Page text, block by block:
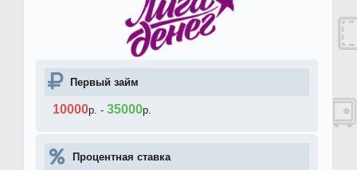
Первый займ
10000р. - 35000р.
Процентная ставка